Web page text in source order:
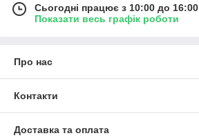
Сьогодні працює з 10:00 до 16:00
Показати весь графік роботи
Про нас
Контакти
Доставка та оплата